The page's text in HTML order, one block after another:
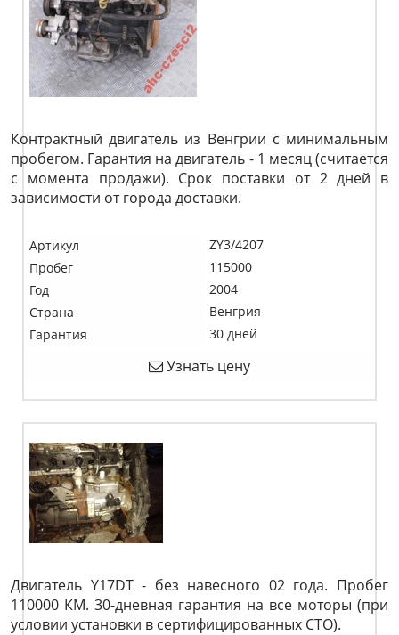
Контрактный двигатель из Венгрии с минимальным
пробегом. Гарантия на двигатель - 1 месяц (считается
с момента продажи). Срок поставки от 2 дней в
зависимости от города доставки.
Артикул
ZY3/4207
Пробег
115000
Год
2004
Страна
Венгрия
Гарантия
30 дней
Узнать цену
Двигатель Y17DT - без навесного 02 года. Пробег
110000 КМ. 30-дневная гарантия на все моторы (при
условии установки в сертифицированных СТО).